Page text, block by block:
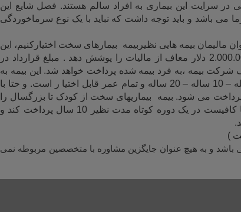
در سرایت این بیماری به افراد سالم هستند. فصل شایع این
باشد و باید توجه داشت که نباید با یک نوع سرماخوردگی
بیمه هایی نظیربیمه بیمارهای سخت اختیارکنیم، این
بیمه به صورت های مختلف می تواند تا سقف 2.000.000 دلار معاف از مالیات را پوشش دهد . مبلغ قرارداد در
بیمه ،به فرد بیمه شده پرداخت خواهد شد. این بیمه به
دوره زمانهای متفاوت نظیرقرارداد سالانه – 5 ساله – 10 ساله – 20 ساله و تمام عمر قابل اختیا ر است. و حتا با
می شود. بیمه بیماریهای سخت از کودک تا بزرگسال را
در بر می گیرد. در مدلی از این بیمه نامه فرد تنها کافیست در یک دوره کوتاه مدت نظیر 10 سال پرداخت کند و
)
و به هیچ عنوان جایگزین مشاوره با متخصصین مربوطه نمی